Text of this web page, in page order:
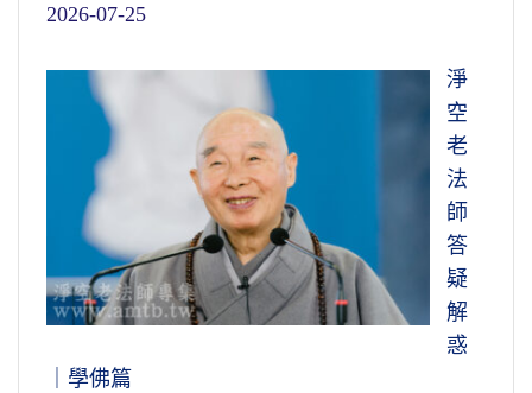
2026-07-25
淨
空
老
法
師
答
疑
解
惑
｜學佛篇